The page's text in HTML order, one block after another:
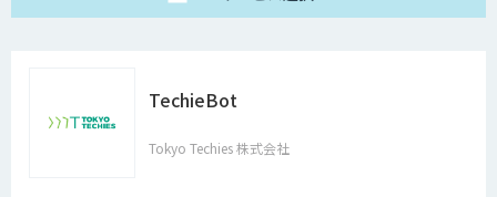
TechieBot
Tokyo Techies 株式会社